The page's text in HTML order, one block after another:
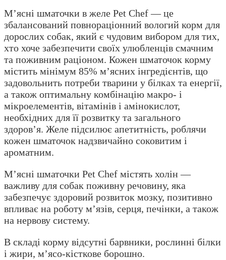
М’ясні шматочки в желе Pet Chef — це
збалансований повнораціонний вологий корм для
дорослих собак, який є чудовим вибором для тих,
хто хоче забезпечити своїх улюбленців смачним
та поживним раціоном. Кожен шматочок корму
містить мінімум 85% м’ясних інгредієнтів, що
задовольнить потреби тварини у білках та енергії,
а також оптимальну комбінацію макро- і
мікроелементів, вітамінів і амінокислот,
необхідних для її розвитку та загального
здоров’я. Желе підсилює апетитність, роблячи
кожен шматочок надзвичайно соковитим і
ароматним.
М’ясні шматочки Pet Chef містять холін —
важливу для собак поживну речовину, яка
забезпечує здоровий розвиток мозку, позитивно
впливає на роботу м’язів, серця, печінки, а також
на нервову систему.
В складі корму відсутні барвники, рослинні білки
і жири, м’ясо-кісткове борошно.